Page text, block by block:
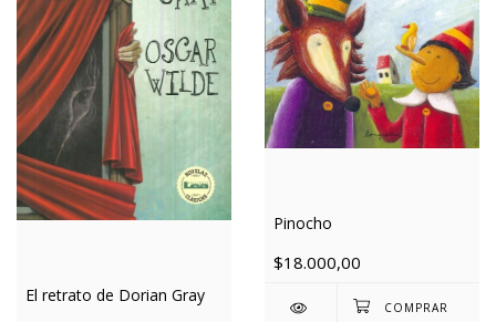
El retrato de Dorian Gray
Pinocho
$18.000,00